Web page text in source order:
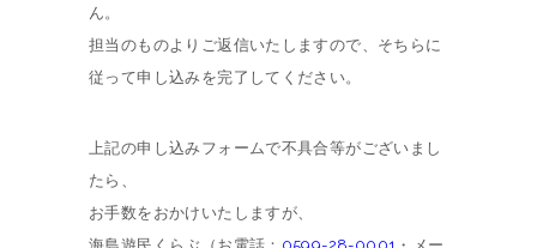
ん。
担当のものよりご返信いたしますので、そちらに
従って申し込みを完了してください。
上記の申し込みフォームで不具合等がございまし
たら、
お手数をおかけいたしますが、